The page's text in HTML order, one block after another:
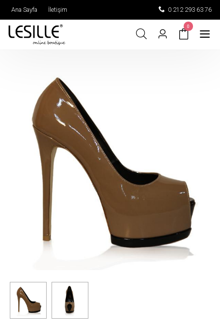
Ana Sayfa İletişim 0 212 293 63 76
0